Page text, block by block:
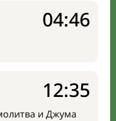
04:46
и Джума
12:35